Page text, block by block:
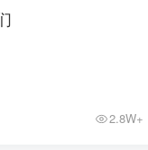
2.8W+